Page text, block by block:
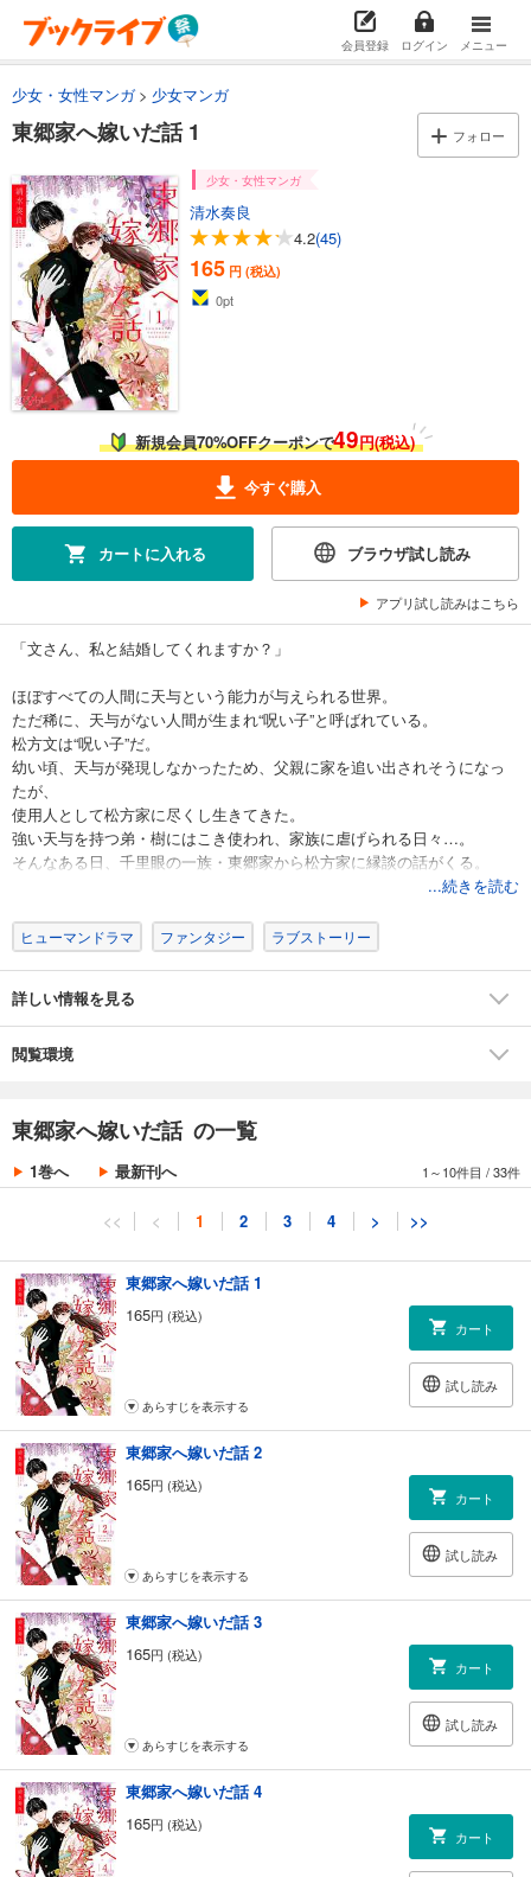
会員登録 ログイン メニュー
少女・女性マンガ 少女マンガ
東郷家へ嫁いだ話 1 フォロー
少女・女性マンガ
清水奏良
4.2(45)
165 円 (税込)
0pt
新規会員70%OFFクーポンで49円(税込)
今すぐ購入
カートに入れる ブラウザ試し読み
アプリ試し読みはこちら
「文さん、私と結婚してくれますか？」
ほぼすべての人間に天与という能力が与えられる世界。
ただ稀に、天与がない人間が生まれ“呪い子”と呼ばれている。
松方文は“呪い子”だ。
幼い頃、天与が発現しなかったため、父親に家を追い出されそうになっ
たが、
使用人として松方家に尽くし生きてきた。
強い天与を持つ弟・樹にはこき使われ、家族に虐げられる日々…。
そんなある日、千里眼の一族・東郷家から松方家に縁談の話がくる。
戦では負け知らずの千里眼の末裔に見初められた“呪い子”の少女、
婚姻からはじまる異能力ラブファンタジー、開幕！【恋するソワレ】
...続きを読む
ヒューマンドラマ ファンタジー ラブストーリー
詳しい情報を見る
閲覧環境
東郷家へ嫁いだ話 の一覧
1巻へ 最新刊へ 1～10件目 /33件
<< < 1 2 3 4 > >>
東郷家へ嫁いだ話 1
165円 (税込)
カート
試し読み
あらすじを表示する
東郷家へ嫁いだ話 2
165円 (税込)
カート
試し読み
あらすじを表示する
東郷家へ嫁いだ話 3
165円 (税込)
カート
試し読み
あらすじを表示する
東郷家へ嫁いだ話 4
165円 (税込)
カート